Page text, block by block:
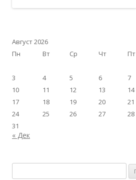
Август 2026
Пн
Вт Ср Чт Пт
3
4 5 6 7
10
11 12 13 14
17
18 19 20 21
24
25 26 27 28
31
« Дек